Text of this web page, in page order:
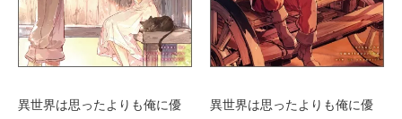
異世界は思ったよりも俺に優
異世界は思ったよりも俺に優